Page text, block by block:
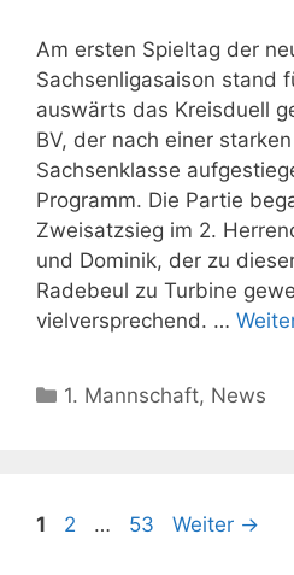
Am ersten Spieltag der
Sachsenligasaison stand
auswärts das Kreisduell
BV, der nach einer
Sachsenklasse
Programm. Die Partie
Zweisatzsieg im 2.
und Dominik, der zu
Radebeul zu Turbine
vielversprechend. …
Kategorien
1. Mannschaft, News
Seite
1 Seite
2 … Seite
53 Weiter →